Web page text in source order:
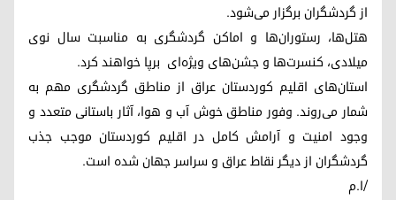
از گردشگران برگزار می‌شود.
هتل‌ها، رستوران‌ها و اماکن گردشگری به مناسبت سال نوی
میلادی، کنسرت‌ها و جشن‌های ویژه‌ای برپا خواهند کرد.
استان‌های اقلیم کوردستان عراق از مناطق گردشگری مهم به
شمار می‌روند. وفور مناطق خوش آب و هوا، آثار باستانی متعدد و
وجود امنیت و آرامش کامل در اقلیم کوردستان موجب جذب
گردشگران از دیگر نقاط عراق و سراسر جهان شده است.
/ا.م